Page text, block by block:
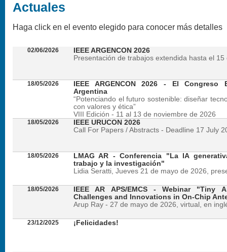
Actuales
Haga click en el evento elegido para conocer más detalles
02/06/2026
IEEE ARGENCON 2026
Presentación de trabajos extendida hasta el 15
18/05/2026
IEEE ARGENCON 2026 - El
Argentina
“Potenciando el futuro sostenible: diseñar
con valores y ética”
VIII Edición - 11 al 13 de noviembre de 2026
18/05/2026
IEEE URUCON 2026
Call For Papers / Abstracts - Deadline 17 July
18/05/2026
LMAG AR - Conferencia "La IA
trabajo y la investigación"
Lidia Seratti, Jueves 21 de mayo de 2026,
18/05/2026
IEEE AR APS/EMCS - Webinar "Tiny
Challenges and Innovations in On-Chip
Arup Ray - 27 de mayo de 2026, virtual, en
23/12/2025 ¡Felicidades!